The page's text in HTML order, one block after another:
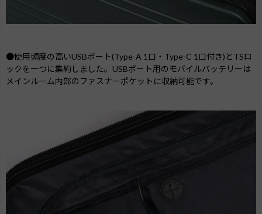
●使用頻度の高いUSBポート(Type-A 1口・Type-C 1口付き)とTSロ
ックを一つに集約しました。USBポート用のモバイルバッテリーは
メインルーム内部のファスナーポケットに収納可能です。